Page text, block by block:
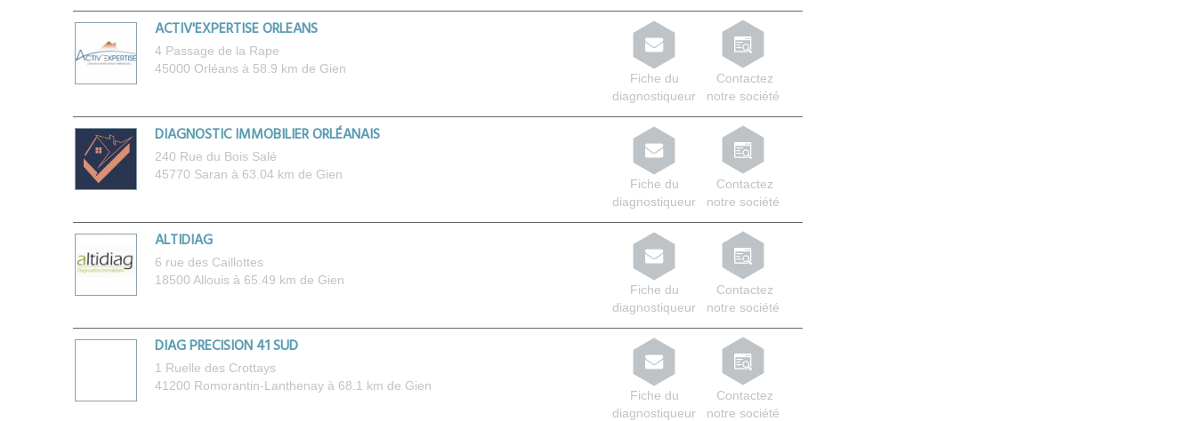
ACTIV'EXPERTISE ORLEANS
4 Passage de la Rape
45000 Orléans à 58.9 km de Gien
Contactez
notre société
Fiche du
diagnostiqueur
DIAGNOSTIC IMMOBILIER ORLÉANAIS
240 Rue du Bois Salé
45770 Saran à 63.04 km de Gien
Contactez
notre société
Fiche du
diagnostiqueur
ALTIDIAG
6 rue des Caillottes
18500 Allouis à 65.49 km de Gien
Contactez
notre société
Fiche du
diagnostiqueur
DIAG PRECISION 41 SUD
1 Ruelle des Crottays
41200 Romorantin-Lanthenay à 68.1 km de Gien
Contactez
notre société
Fiche du
diagnostiqueur